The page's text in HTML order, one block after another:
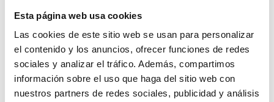
Esta página web usa cookies
Las cookies de este sitio web se usan para personalizar
el contenido y los anuncios, ofrecer funciones de redes
sociales y analizar el tráfico. Además, compartimos
información sobre el uso que haga del sitio web con
nuestros partners de redes sociales, publicidad y análisis
TOC, Asociación Tú Decides, Asociación La
Fundación Primer Paso yFedepadual.
La asistencia a esta nueva jornada CEDDD es libre previa
inscripción en el siguiente enlace:Inscripción Jornada
CEDDD «Salud mental y empleo: Mitos y verdades»